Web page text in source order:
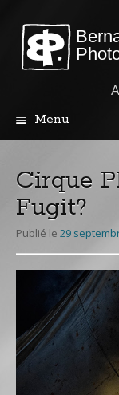
Menu
principal
Cirque
Fugit?
Publié le 29